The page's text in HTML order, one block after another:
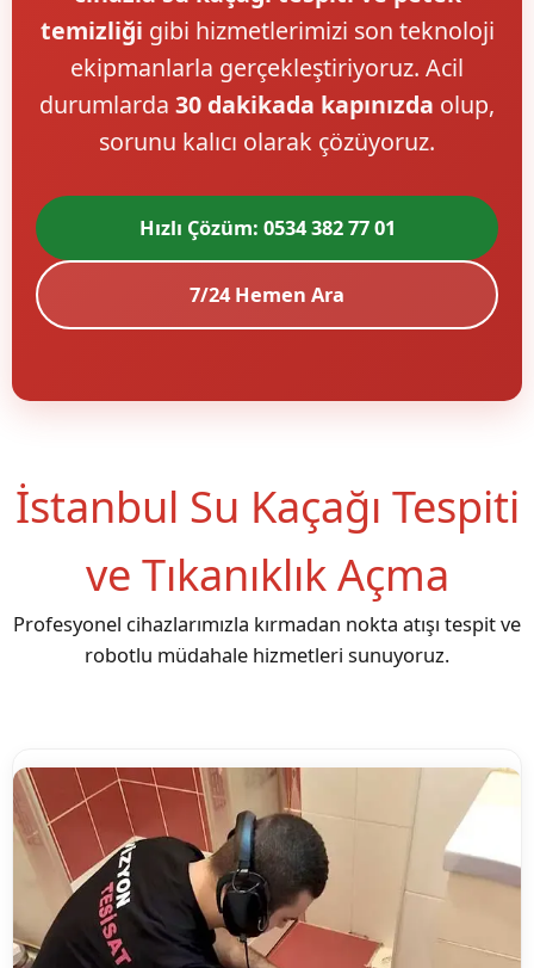
temizliği gibi hizmetlerimizi son teknoloji
ekipmanlarla gerçekleştiriyoruz. Acil
durumlarda 30 dakikada kapınızda olup,
sorunu kalıcı olarak çözüyoruz.
Hızlı Çözüm: 0534 382 77 01
7/24 Hemen Ara
İstanbul Su Kaçağı Tespiti
ve Tıkanıklık Açma
Profesyonel cihazlarımızla kırmadan nokta atışı tespit ve
robotlu müdahale hizmetleri sunuyoruz.